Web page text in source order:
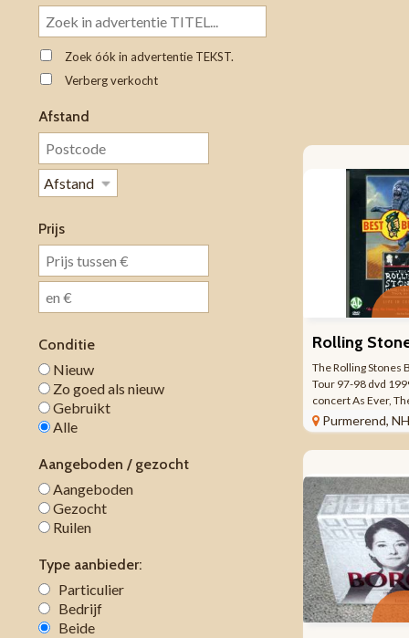
Zoek óók in advertentie TEKST.
Verberg verkocht
Afstand
Prijs
Conditie
Nieuw
Zo goed als nieuw
Gebruikt
Alle
Aangeboden / gezocht
Aangeboden
Gezocht
Ruilen
Type aanbieder:
Particulier
Bedrijf
Beide
The Rolling Stones
Tour 97-98 dvd
concert As Ever,
Rolling and Rolling
Tour '97-98 is een
Stones. De dvd
Purmerend, NH